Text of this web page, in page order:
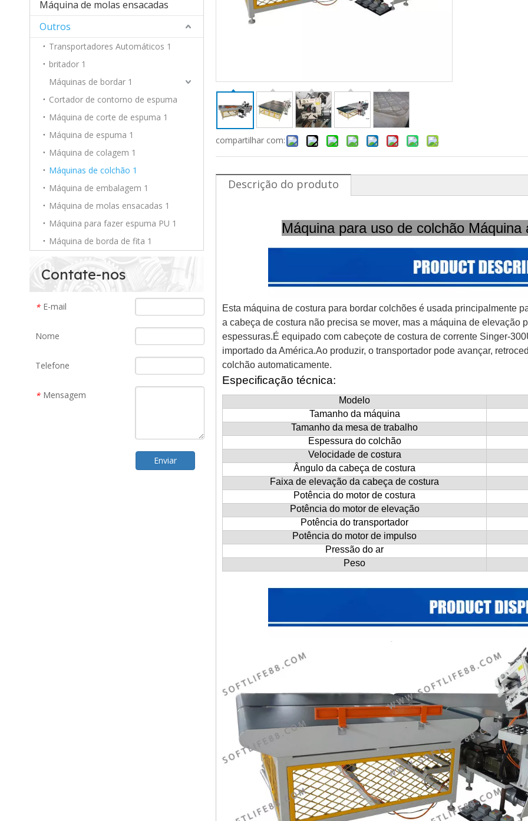
Máquina de molas ensacadas
Outros
Transportadores Automáticos 1
britador 1
Máquinas de bordar 1
Cortador de contorno de espuma
Máquina de corte de espuma 1
Máquina de espuma 1
Máquina de colagem 1
Máquinas de colchão 1
Máquina de embalagem 1
Máquina de molas ensacadas 1
Máquina para fazer espuma PU 1
Máquina de borda de fita 1
Contate-nos
* E-mail
Nome
Telefone
* Mensagem
Enviar
compartilhar com:
Descrição do produto
Máquina para uso de colchão
Esta máquina de costura para bordar colchões é usada principalmente
a cabeça de costura não precisa se mover, mas a máquina de
espessuras.É equipado com cabeçote de costura de corrente Singer-
importado da América.Ao produzir, o transportador pode avançar,
colchão automaticamente.
Especificação técnica:
Modelo
Tamanho da máquina
Tamanho da mesa de trabalho
Espessura do colchão
Velocidade de costura
Ângulo da cabeça de costura
Faixa de elevação da cabeça de costura
Potência do motor de costura
Potência do motor de elevação
Potência do transportador
Potência do motor de impulso
Pressão do ar
Peso